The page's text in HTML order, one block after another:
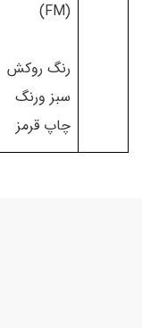
(FM)
رنگ روکش
سبز ورنگ
چاپ قرمز